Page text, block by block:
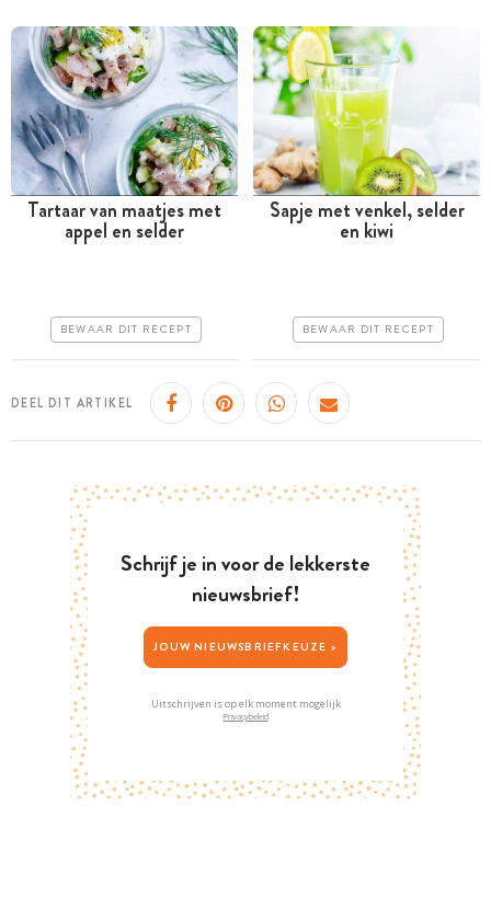
Minder dan 30 minuten
Erg makkelijk
Tartaar van maatjes met
appel en selder
BEWAAR DIT RECEPT
Minder dan 30 minuten
Erg makkelijk
Sapje met venkel, selder
en kiwi
BEWAAR DIT RECEPT
DEEL DIT ARTIKEL
Schrijf je in voor de lekkerste
nieuwsbrief!
JOUW NIEUWSBRIEFKEUZE >
Uitschrijven is op elk moment mogelijk
Privacybeleid